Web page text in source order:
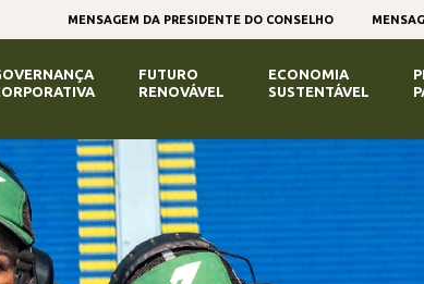
MENSAGEM DA PRESIDENTE DO CONSELHO
FUTURO
RENOVÁVEL
ECONOMIA
SUSTENTÁVEL